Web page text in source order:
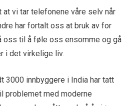
at vi tar telefonene våre selv når
har fortalt oss at bruk av for
oss til å føle oss ensomme og gå
i det virkelige liv.
3000 innbyggere i India har tatt
problemet med moderne